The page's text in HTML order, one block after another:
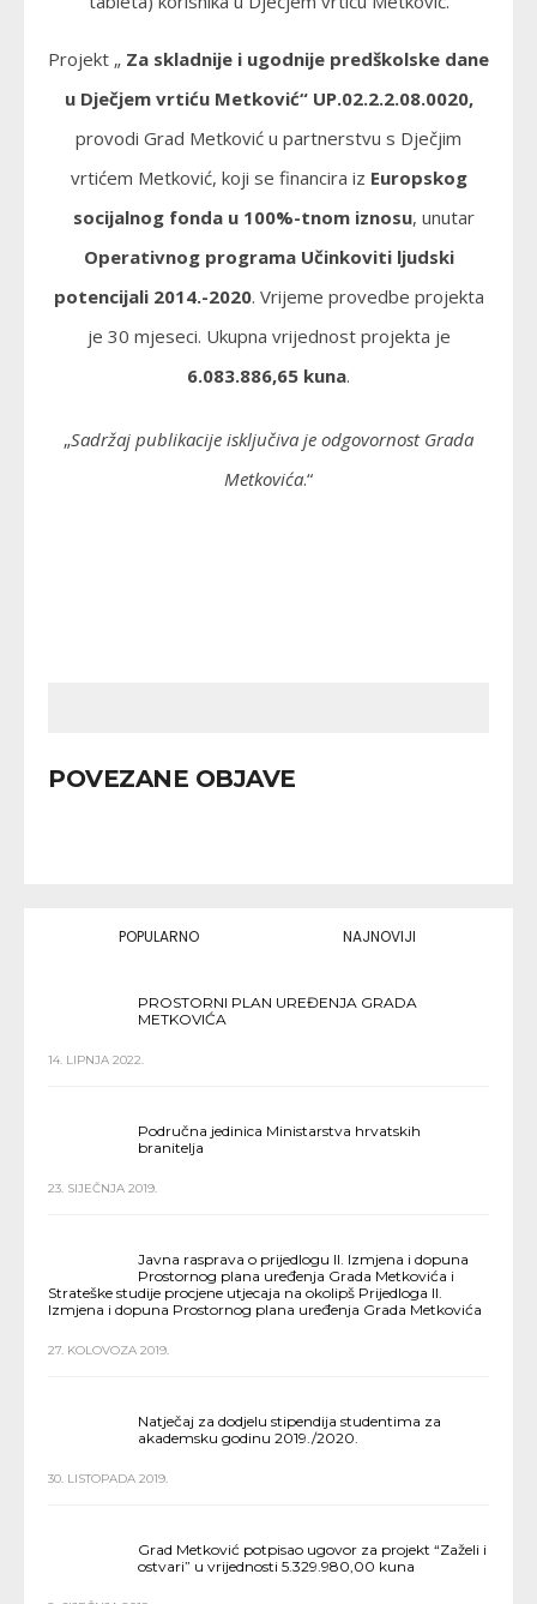
Projekt „ Za skladnije i ugodnije predškolske dane
u Dječjem vrtiću Metković“ UP.02.2.2.08.0020,
provodi Grad Metković u partnerstvu s Dječjim
vrtićem Metković, koji se financira iz Europskog
socijalnog fonda u 100%-tnom iznosu, unutar
Operativnog programa Učinkoviti ljudski
potencijali 2014.-2020. Vrijeme provedbe projekta
je 30 mjeseci. Ukupna vrijednost projekta je
6.083.886,65 kuna.
„Sadržaj publikacije isključiva je odgovornost Grada
Metkovića.“
POVEZANE OBJAVE
POPULARNO NAJNOVIJI
PROSTORNI PLAN UREĐENJA GRADA
METKOVIĆA
14. LIPNJA 2022.
Područna jedinica Ministarstva hrvatskih
branitelja
23. SIJEČNJA 2019.
Javna rasprava o prijedlogu II. Izmjena i dopuna
Prostornog plana uređenja Grada Metkovića i
Strateške studije procjene utjecaja na okolipš Prijedloga II.
Izmjena i dopuna Prostornog plana uređenja Grada Metkovića
27. KOLOVOZA 2019.
Natječaj za dodjelu stipendija studentima za
akademsku godinu 2019./2020.
30. LISTOPADA 2019.
Grad Metković potpisao ugovor za projekt “Zaželi i
ostvari” u vrijednosti 5.329.980,00 kuna